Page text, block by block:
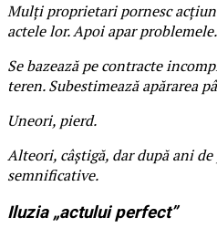
Mulți proprietari pornesc
actele lor. Apoi apar problemele.
Se bazează pe contracte
teren. Subestimează apărarea
Uneori, pierd.
Alteori, câștigă, dar după ani
semnificative.
Iluzia „actului perfect”